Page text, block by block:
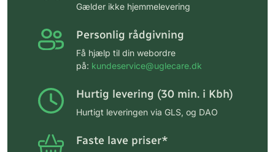
Gælder ikke hjemmelevering
Personlig rådgivning
Få hjælp til din webordre
på: kundeservice@uglecare.dk
Hurtig levering (30 min. i Kbh)
Hurtigt leveringen via GLS, og DAO
Faste lave priser*